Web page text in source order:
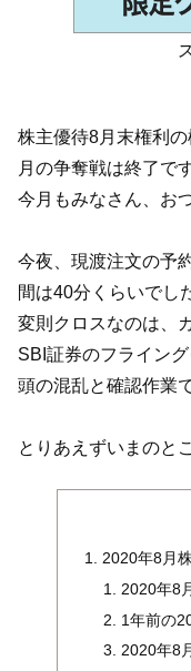
株主優待8月末権利
月の争奪戦は終了です
今月もみなさん、お
今夜、現渡注文の予
間は40分くらいでし
変則クロスなのは、
SBI証券のフライン
頭の混乱と確認作業
とりあえずいまのと
2020年8月
2020年8
1年前の
2020年8